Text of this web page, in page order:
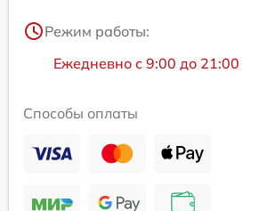
Режим работы:
Ежедневно с 9:00 до 21:00
Способы оплаты